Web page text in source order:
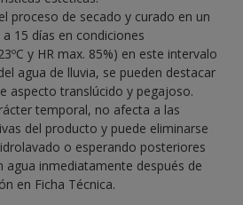
proceso de secado y curado en un
15 días en condiciones
y HR max. 85%) en este intervalo
agua de lluvia, se pueden destacar
aspecto translúcido y pegajoso.
temporal, no afecta a las
del producto y puede eliminarse
o esperando posteriores
agua inmediatamente después de
en Ficha Técnica.